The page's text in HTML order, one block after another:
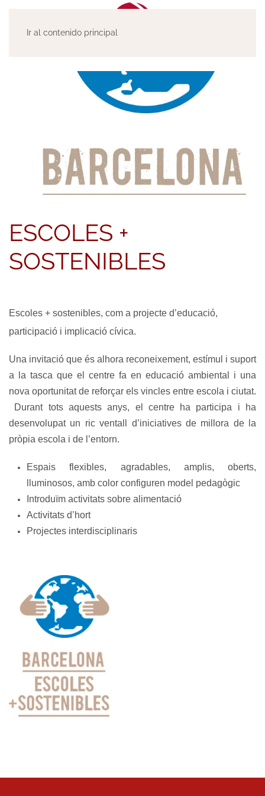
Ir al contenido principal
ESCOLES +
SOSTENIBLES
Escoles + sostenibles, com a projecte d’educació,
participació i implicació cívica.
Una invitació que és alhora reconeixement, estímul i suport
a la tasca que el centre fa en educació ambiental i una
nova oportunitat de reforçar els vincles entre escola i ciutat.
Durant tots aquests anys, el centre ha participa i ha
desenvolupat un ric ventall d’iniciatives de millora de la
pròpia escola i de l’entorn.
Espais flexibles, agradables, amplis, oberts,
lluminosos, amb color configuren model pedagògic
Introduïm activitats sobre alimentació
Activitats d’hort
Projectes interdisciplinaris